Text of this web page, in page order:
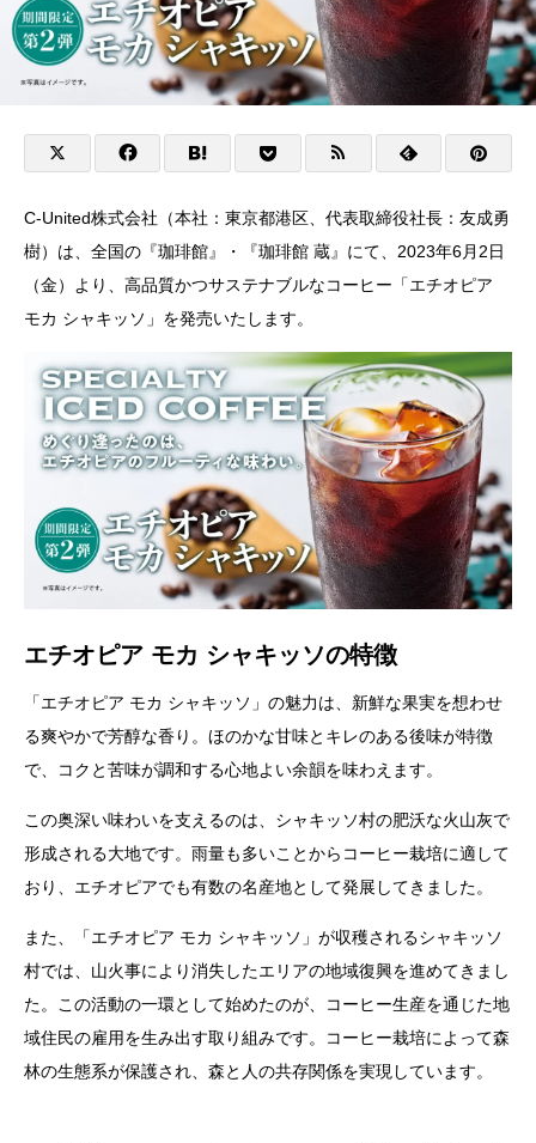
C-United株式会社（本社：東京都港区、代表取締役社長：友成勇
樹）は、全国の『珈琲館』・『珈琲館 蔵』にて、2023年6月2日
（金）より、高品質かつサステナブルなコーヒー「エチオピア
モカ シャキッソ」を発売いたします。
エチオピア モカ シャキッソの特徴
「エチオピア モカ シャキッソ」の魅力は、新鮮な果実を想わせ
る爽やかで芳醇な香り。ほのかな甘味とキレのある後味が特徴
で、コクと苦味が調和する心地よい余韻を味わえます。
この奥深い味わいを支えるのは、シャキッソ村の肥沃な火山灰で
形成される大地です。雨量も多いことからコーヒー栽培に適して
おり、エチオピアでも有数の名産地として発展してきました。
また、「エチオピア モカ シャキッソ」が収穫されるシャキッソ
村では、山火事により消失したエリアの地域復興を進めてきまし
た。この活動の一環として始めたのが、コーヒー生産を通じた地
域住民の雇用を生み出す取り組みです。コーヒー栽培によって森
林の生態系が保護され、森と人の共存関係を実現しています。